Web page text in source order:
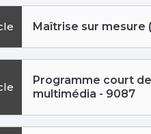
Maîtrise sur mesure
Programme court
multimédia - 9087